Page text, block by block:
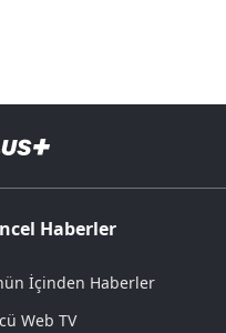
Haberler
İçinden Haberler
Web TV